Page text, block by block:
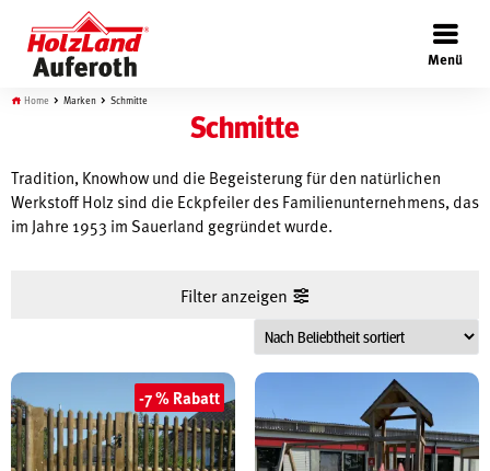
Menü
×
Böden
Garten
Home Marken Schmitte
Schmitte
Tradition, Knowhow und die Begeisterung für den natürlichen
Werkstoff Holz sind die Eckpfeiler des Familienunternehmens, das
im Jahre 1953 im Sauerland gegründet wurde.
Filter anzeigen
-7 % Rabatt